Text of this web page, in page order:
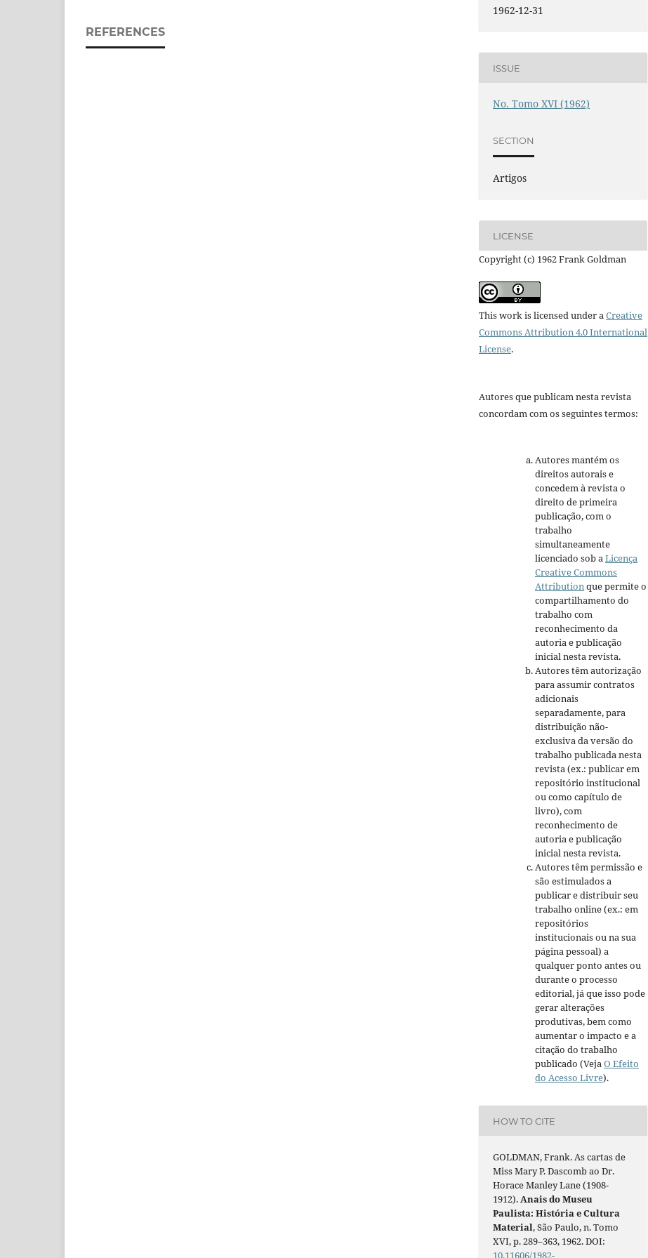
REFERENCES
1962-12-31
ISSUE
No. Tomo XVI (1962)
SECTION
Artigos
LICENSE
Copyright (c) 1962 Frank Goldman
This work is licensed under aCreative
Commons Attribution 4.0 International
License.
Autores que publicam nesta revista
concordam com os seguintes termos:
Autores mantém os
direitos autorais e
concedem à revista o
direito de primeira
publicação, com o
trabalho
simultaneamente
licenciado sob aLicença
Creative Commons
Attributionque permite o
compartilhamento do
trabalho com
reconhecimento da
autoria e publicação
inicial nesta revista.
Autores têm autorização
para assumir contratos
adicionais
separadamente, para
distribuição não-
exclusiva da versão do
trabalho publicada nesta
revista (ex.: publicar em
repositório institucional
ou como capítulo de
livro), com
reconhecimento de
autoria e publicação
inicial nesta revista.
Autores têm permissão e
são estimulados a
publicar e distribuir seu
trabalho online (ex.: em
repositórios
institucionais ou na sua
página pessoal) a
qualquer ponto antes ou
durante o processo
editorial, já que isso pode
gerar alterações
produtivas, bem como
aumentar o impacto e a
citação do trabalho
publicado (VejaO Efeito
do Acesso Livre).
HOW TO CITE
GOLDMAN, Frank. As cartas de
Miss Mary P. Dascomb ao Dr.
Horace Manley Lane (1908-
1912).Anais do Museu
Paulista: História e Cultura
Material, São Paulo, n. Tomo
XVI, p. 289–363, 1962. DOI:
10.11606/1982-